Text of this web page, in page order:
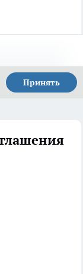
Принять